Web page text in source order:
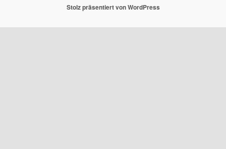
Stolz präsentiert von WordPress